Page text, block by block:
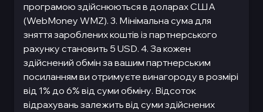
програмою здійснюються в доларах США
(WebMoney WMZ). 3. Мінімальна сума для
зняття зароблених коштів із партнерського
рахунку становить 5 USD. 4. За кожен
здійснений обмін за вашим партнерським
посиланням ви отримуєте винагороду в розмірі
від 1% до 6% від суми обміну. Відсоток
відрахувань залежить від суми здійснених